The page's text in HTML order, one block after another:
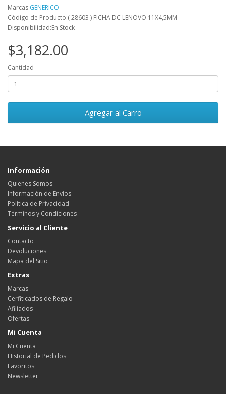
Marcas GENERICO
Código de Producto:( 28603 ) FICHA DC LENOVO 11X4,5MM
Disponibilidad:En Stock
$3,182.00
Cantidad
Agregar al Carro
Información
Quienes Somos
Información de Envíos
Política de Privacidad
Términos y Condiciones
Servicio al Cliente
Contacto
Devoluciones
Mapa del Sitio
Extras
Marcas
Cerfiticados de Regalo
Afiliados
Ofertas
Mi Cuenta
Mi Cuenta
Historial de Pedidos
Favoritos
Newsletter